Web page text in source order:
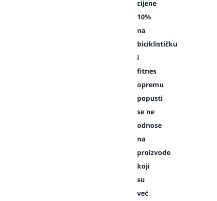
cijene
10%
na
biciklističku
i
fitnes
opremu
popusti
se ne
odnose
na
proizvode
koji
su
već